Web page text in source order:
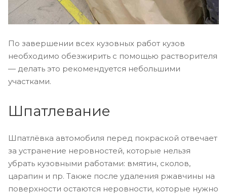
По завершении всех кузовных работ кузов
необходимо обезжирить с помощью растворителя
— делать это рекомендуется небольшими
участками.
Шпатлевание
Шпатлёвка автомобиля перед покраской отвечает
за устранение неровностей, которые нельзя
убрать кузовными работами: вмятин, сколов,
царапин и пр. Также после удаления ржавчины на
поверхности остаются неровности, которые нужно